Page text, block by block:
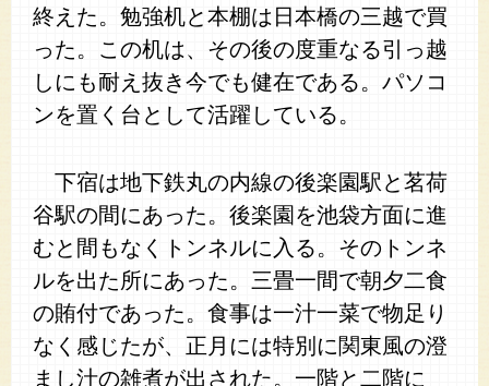
終えた。勉強机と本棚は日本橋の三越で買
った。この机は、その後の度重なる引っ越
しにも耐え抜き今でも健在である。パソコ
ンを置く台として活躍している。
下宿は地下鉄丸の内線の後楽園駅と茗荷
谷駅の間にあった。後楽園を池袋方面に進
むと間もなくトンネルに入る。そのトンネ
ルを出た所にあった。三畳一間で朝夕二食
の賄付であった。食事は一汁一菜で物足り
なく感じたが、正月には特別に関東風の澄
まし汁の雑煮が出された。一階と二階に